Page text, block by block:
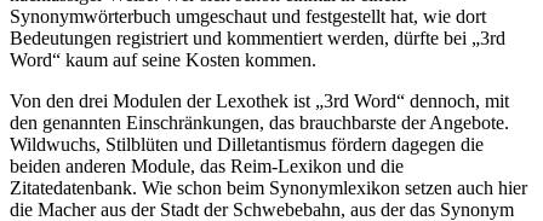
Synonymwörterbuch umgeschaut und festgestellt hat, wie dort
Bedeutungen registriert und kommentiert werden, dürfte bei „3rd
Word“ kaum auf seine Kosten kommen.
Von den drei Modulen der Lexothek ist „3rd Word“ dennoch, mit
den genannten Einschränkungen, das brauchbarste der Angebote.
Wildwuchs, Stilblüten und Dilletantismus fördern dagegen die
beiden anderen Module, das Reim-Lexikon und die
Zitatedatenbank. Wie schon beim Synonymlexikon setzen auch hier
die Macher aus der Stadt der Schwebebahn, aus der das Synonym